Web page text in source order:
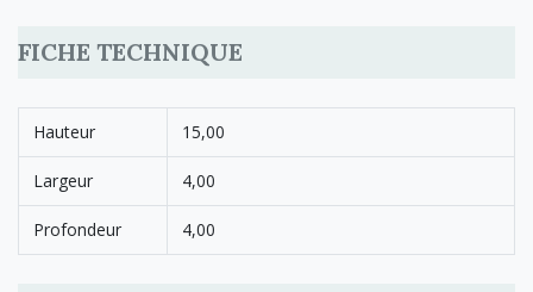
FICHE TECHNIQUE
Hauteur 15,00
Largeur 4,00
Profondeur 4,00